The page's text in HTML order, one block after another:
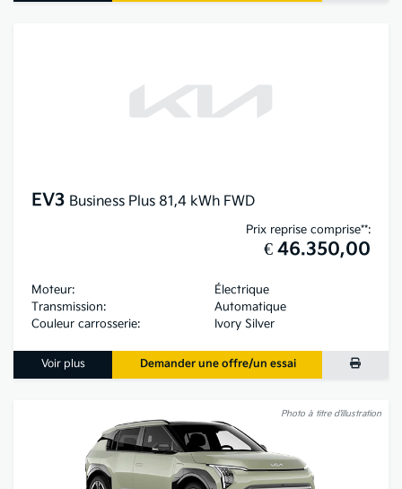
EV3 Business Plus 81,4 kWh FWD
Prix reprise comprise**:
€ 46.350,00
Moteur:
Électrique
Transmission:
Automatique
Couleur carrosserie:
Ivory Silver
Voir plus Demander une offre/un essai
Photo à titre d’illustration